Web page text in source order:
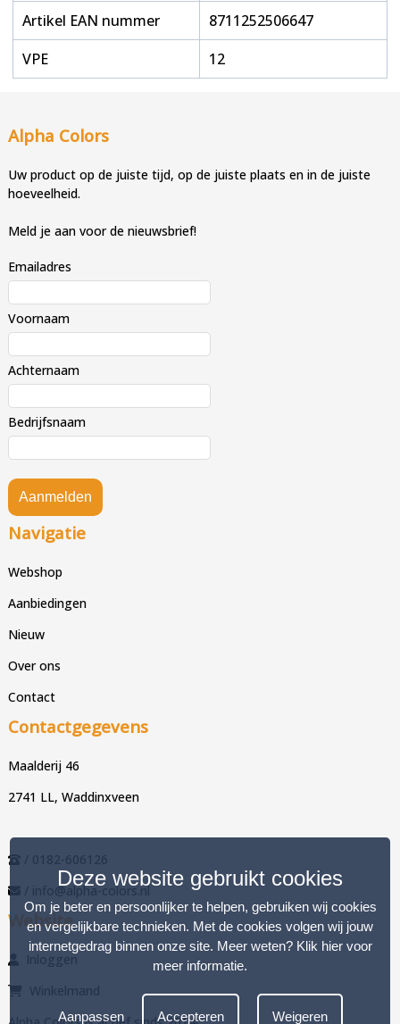
Artikel EAN nummer
8711252506647
VPE
12
Alpha Colors
Uw product op de juiste tijd, op de juiste plaats en in de juiste
hoeveelheid.
Meld je aan voor de nieuwsbrief!
Emailadres
Voornaam
Achternaam
Bedrijfsnaam
Aanmelden
Navigatie
Webshop
Aanbiedingen
Nieuw
Over ons
Contact
Contactgegevens
Maalderij 46
2741 LL, Waddinxveen
/ 0182-606126
/ info@alpha-colors.nl
Website
Inloggen
Winkelmand
Deze website gebruikt cookies
Om je beter en persoonlijker te helpen, gebruiken wij cookies
en vergelijkbare technieken. Met de cookies volgen wij jouw
internetgedrag binnen onze site. Meer weten? Klik hier voor
meer informatie.
Aanpassen Accepteren Weigeren